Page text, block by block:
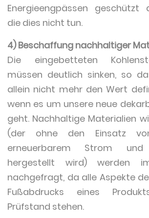
Energieengpässen geschützt
die dies nicht tun.
4) Beschaffung nachhaltiger
Die eingebetteten
müssen deutlich sinken, so
allein nicht mehr den Wert
wenn es um unsere neue
geht. Nachhaltige Materialien
(der ohne den Einsatz
erneuerbarem Strom und
hergestellt wird) werden
nachgefragt, da alle Aspekte
Fußabdrucks eines
Prüfstand stehen.